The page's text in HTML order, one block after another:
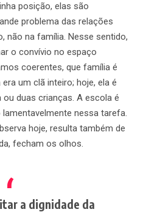
posição, elas são
problema das relações
não na família. Nesse sentido,
o convívio no espaço
coerentes, que família é
um clã inteiro; hoje, ela é
ou duas crianças. A escola é
nessa tarefa.
hoje, resulta também de
fecham os olhos.
a dignidade da